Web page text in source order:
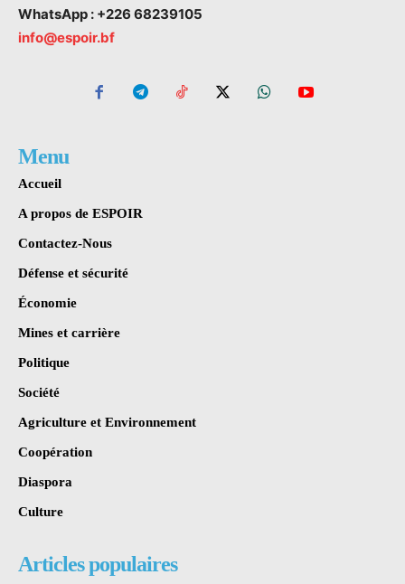
WhatsApp : +226 68239105
info@espoir.bf
Menu
Accueil
A propos de ESPOIR
Contactez-Nous
Défense et sécurité
Économie
Mines et carrière
Politique
Société
Agriculture et Environnement
Coopération
Diaspora
Culture
Articles populaires